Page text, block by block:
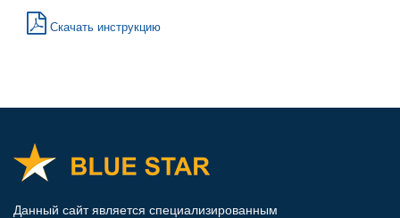
Скачать инструкцию
Данный сайт является специализированным